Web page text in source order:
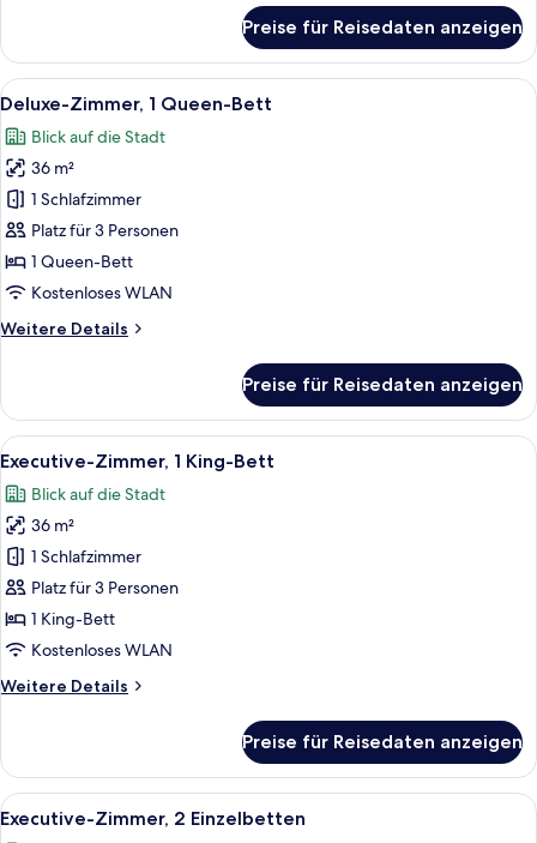
Zimmer,
2 Einzelbetten,
Poolzugang,
(Pool
Access)
Preise für Reisedaten anzeigen
Alle
Fotos
für
Deluxe-
Zimmer,
1
Queen-
Bett
Ein Hotelzimmer mit zwei Betten,
4
Deluxe-Zimmer, 1 Queen-Bett
Blick auf die Stadt
36 m²
1 Schlafzimmer
Platz für 3 Personen
1 Queen-Bett
Kostenloses WLAN
Weitere Details
Weitere
Zimmer,
Queen-
Preise für Reisedaten anzeigen
Alle
Fotos
für
Executive-
Zimmer,
1 King-
Bett
anzeigen
Ein Hotelzimmer mit einem großen
9
Executive-Zimmer, 1 King-Bett
Blick auf die Stadt
36 m²
1 Schlafzimmer
Platz für 3 Personen
1 King-Bett
Kostenloses WLAN
Weitere Details
Weitere
Zimmer,
1 King-
Bett
Preise für Reisedaten anzeigen
Alle
Fotos
Ein Hotelzimmer mit zwei Betten,
9
Executive-Zimmer, 2 Einzelbetten